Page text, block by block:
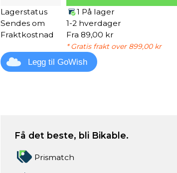
Lagerstatus
1 På lager
Sendes om
1-2 hverdager
Fraktkostnad
Fra 89,00 kr
* Gratis frakt over 899,00 kr
Legg til GoWish
Få det beste, bli Bikable.
Prismatch